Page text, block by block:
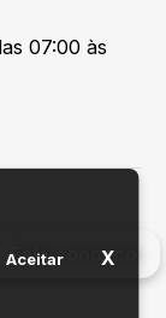
Fale conosco
07:00 às
Aceitar X